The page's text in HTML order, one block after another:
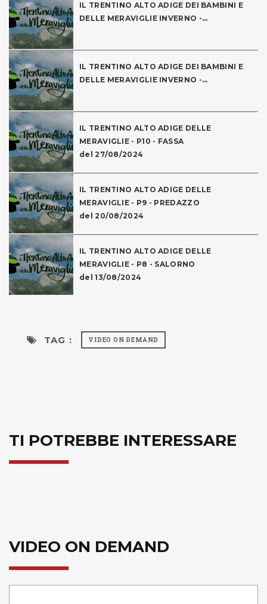
IL TRENTINO ALTO ADIGE DEI BAMBINI E
DELLE MERAVIGLIE INVERNO -...
IL TRENTINO ALTO ADIGE DEI BAMBINI E
DELLE MERAVIGLIE INVERNO -...
IL TRENTINO ALTO ADIGE DELLE
MERAVIGLIE - P10 - FASSA
del 27/08/2024
IL TRENTINO ALTO ADIGE DELLE
MERAVIGLIE - P9 - PREDAZZO
del 20/08/2024
IL TRENTINO ALTO ADIGE DELLE
MERAVIGLIE - P8 - SALORNO
del 13/08/2024
TAG : VIDEO ON DEMAND
TI POTREBBE INTERESSARE
VIDEO ON DEMAND